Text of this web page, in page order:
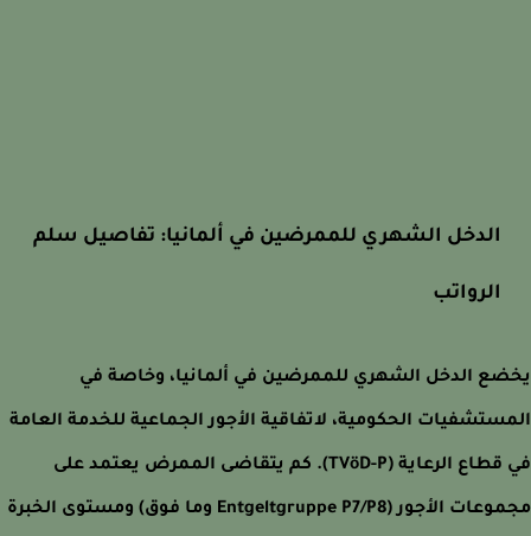
الدخل الشهري للممرضين في ألمانيا: تفاصيل سلم
الرواتب
الدخل الشهري للممرضين في ألمانيا، وخاصة في
الحكومية، لاتفاقية الأجور الجماعية للخدمة العامة
في قطاع الرعاية (TVöD-P). كم يتقاضى الممرض يعتمد على
مجموعات الأجور (Entgeltgruppe P7/P8 وما فوق) ومستوى الخبرة